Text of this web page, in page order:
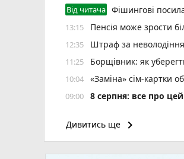
Від читача Фішингові
13:15 Пенсія може зрости
12:35 Штраф за
11:25 Борщівник: як
10:04 «Заміна» сім-картки
09:00 8 серпня: все про
Дивитись ще keyboard_arrow_right